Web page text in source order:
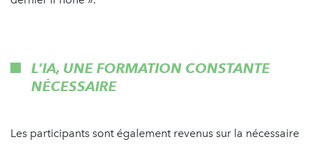
L’IA, UNE FORMATION CONSTANTE
NÉCESSAIRE
Les participants sont également revenus sur la nécessaire